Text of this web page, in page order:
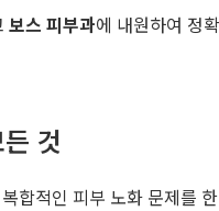
보스 피부과에 내원하여 정
것
합적인 피부 노화 문제를